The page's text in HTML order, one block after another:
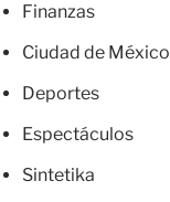
Finanzas
Ciudad de México
Deportes
Espectáculos
Sintetika